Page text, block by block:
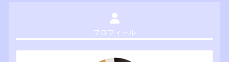
プロフィール